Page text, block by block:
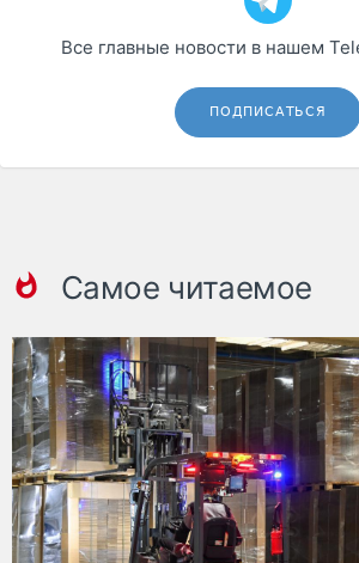
Все главные новости в нашем
ПОДПИСАТЬСЯ
Самое читаемое